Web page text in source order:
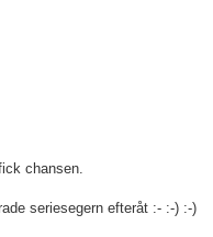
chansen.
seriesegern efteråt :- :-) :-)